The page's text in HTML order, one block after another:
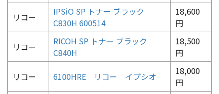
リコー
IPSiO SP トナー ブラック
C830H 600514
18,600
円
リコー
RICOH SP トナー ブラック
C840H
18,500
円
リコー 6100HRE リコー イプシオ
18,000
円